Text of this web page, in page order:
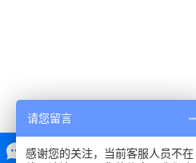
请您留言
感谢您的关注，当前客服人员不在